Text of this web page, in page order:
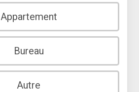
Appartement
Bureau
Autre